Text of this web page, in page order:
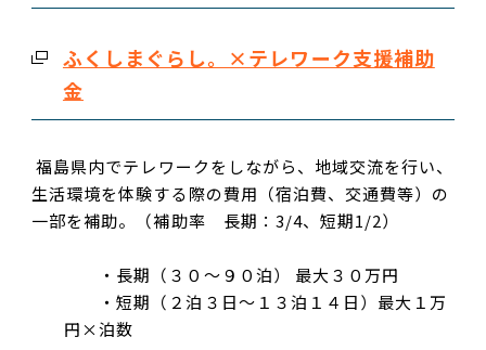
ふくしまぐらし。×テレワーク支援補助
金
福島県内でテレワークをしながら、地域交流を行い、
生活環境を体験する際の費用（宿泊費、交通費等）の
一部を補助。（補助率 長期： 3/4、短期1/2）
・長期（３０～９０泊） 最大３０万円
・短期（２泊３日～１３泊１４日）最大１万
円×泊数